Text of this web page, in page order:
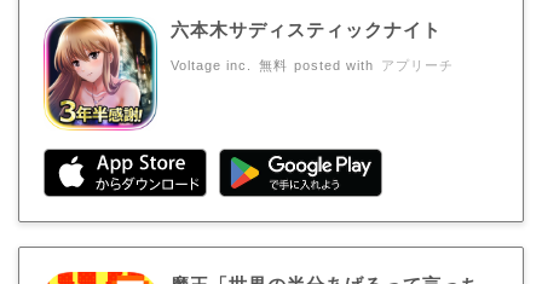
六本木サディスティックナイト
Voltage inc. 無料 posted with アプリーチ